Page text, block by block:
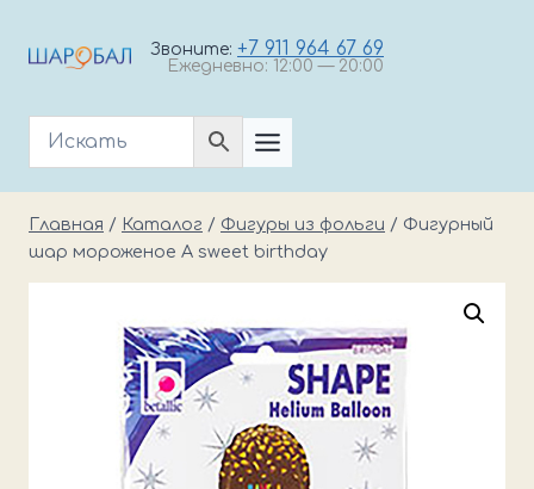
Звоните: +7 911 964 67 69
Ежедневно: 12:00 — 20:00
Главная / Каталог / Фигуры из фольги / Фигурный
шар мороженое A sweet birthday